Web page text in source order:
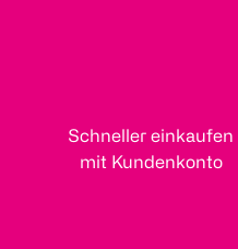
Schneller einkaufen
mit Kundenkonto